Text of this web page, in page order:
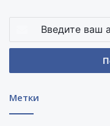
адрес
почты
Метки